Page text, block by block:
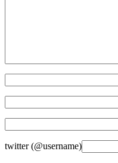
twitter (@username)